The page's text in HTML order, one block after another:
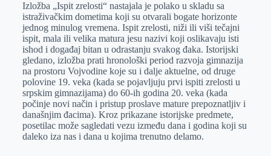
Izložba „Ispit zrelosti“ nastajala je polako u skladu sa
istraživačkim dometima koji su otvarali bogate horizonte
jednog minulog vremena. Ispit zrelosti, niži ili viši tečajni
ispit, mala ili velika matura jesu nazivi koji oslikavaju isti
ishod i događaj bitan u odrastanju svakog đaka. Istorijski
gledano, izložba prati hronološki period razvoja gimnazija
na prostoru Vojvodine koje su i dalјe aktuelne, od druge
polovine 19. veka (kada se pojavlјuju prvi ispiti zrelosti u
srpskim gimnazijama) do 60-ih godina 20. veka (kada
počinje novi način i pristup proslave mature prepoznatlјiv i
današnjim đacima). Kroz prikazane istorijske predmete,
posetilac može sagledati vezu između dana i godina koji su
daleko iza nas i dana u kojima trenutno delamo.